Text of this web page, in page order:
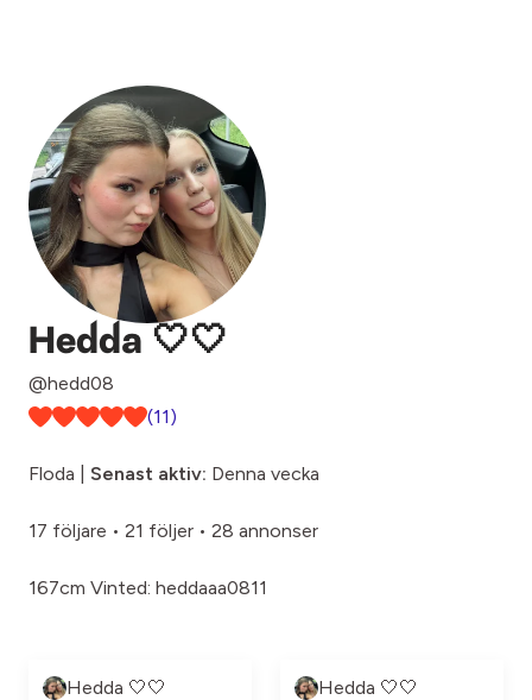
Hedda 🤍🤍
@hedd08
(11)
Floda | Senast aktiv: Denna vecka
17 följare • 21 följer • 28 annonser
167cm Vinted: heddaaa0811
Hedda 🤍🤍 Hedda 🤍🤍